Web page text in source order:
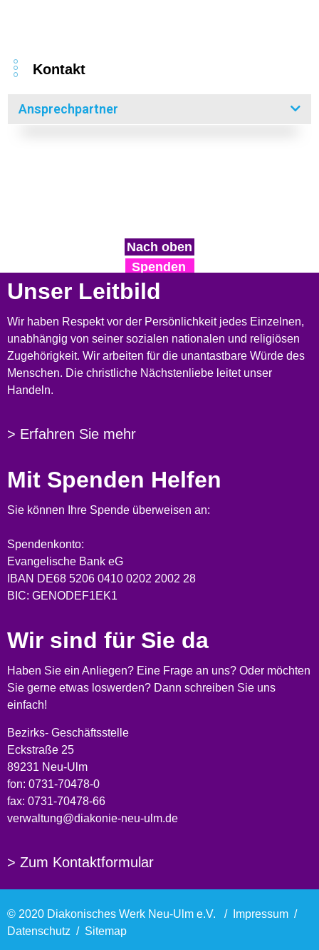
Kontakt
Ansprechpartner
Nach oben
Spenden
Unser Leitbild
Wir haben Respekt vor der Persönlichkeit jedes Einzelnen,
unabhängig von seiner sozialen nationalen und religiösen
Zugehörigkeit. Wir arbeiten für die unantastbare Würde des
Menschen. Die christliche Nächstenliebe leitet unser
Handeln.
> Erfahren Sie mehr
Mit Spenden Helfen
Sie können Ihre Spende überweisen an:
Spendenkonto:
Evangelische Bank eG
IBAN DE68 5206 0410 0202 2002 28
BIC: GENODEF1EK1
Wir sind für Sie da
Haben Sie ein Anliegen? Eine Frage an uns? Oder möchten
Sie gerne etwas loswerden? Dann schreiben Sie uns
einfach!
Bezirks- Geschäftsstelle
Eckstraße 25
89231 Neu-Ulm
fon: 0731-70478-0
fax: 0731-70478-66
verwaltung@diakonie-neu-ulm.de
> Zum Kontaktformular
© 2020 Diakonisches Werk Neu-Ulm e.V. / Impressum /
Datenschutz / Sitemap